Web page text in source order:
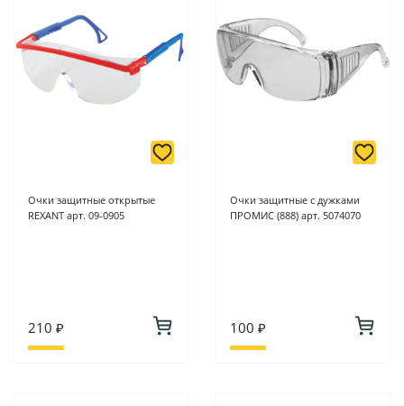
Очки защитные открытые
REXANT арт. 09-0905
210 ₽
Очки защитные с дужками
ПРОМИС (888) арт. 5074070
100 ₽